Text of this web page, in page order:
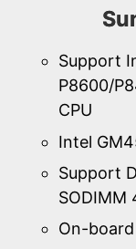
Support
P8600/
CPU
Intel
Support
SODIMM
On-